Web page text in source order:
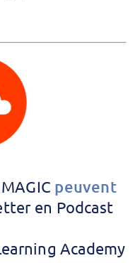
peuvent
en Podcast
Academy